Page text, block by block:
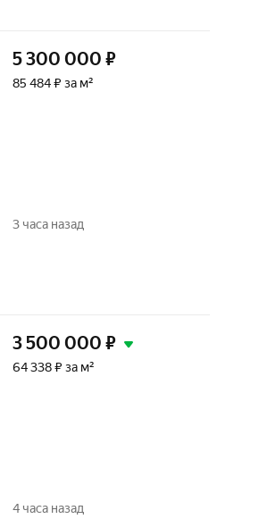
5 300 000 ₽
85 484 ₽ за м²
3 часа назад
3 500 000 ₽
64 338 ₽ за м²
4 часа назад